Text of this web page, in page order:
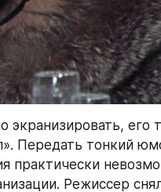
экранизировать, его
Передать тонкий
практически
Режиссер